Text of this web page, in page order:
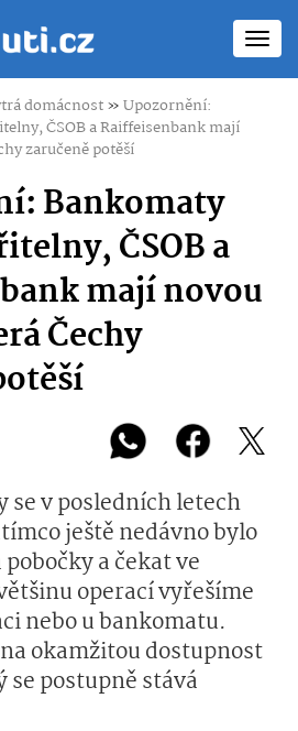
domácnost»Upozornění:
ČSOB a Raiffeisenbank mají
zaručeně potěší
Bankomaty
ČSOB a
mají novou
Čechy
se v posledních letech
ještě nedávno bylo
a čekat ve
operací vyřešíme
nebo u bankomatu.
okamžitou dostupnost
postupně stává